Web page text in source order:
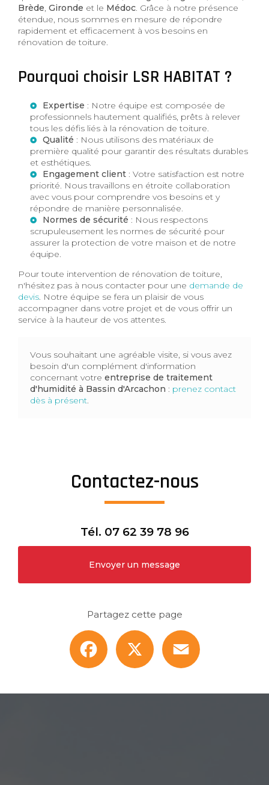
Brède, Gironde et le Médoc. Grâce à notre présence
étendue, nous sommes en mesure de répondre
rapidement et efficacement à vos besoins en
rénovation de toiture.
Pourquoi choisir LSR HABITAT ?
Expertise : Notre équipe est composée de
professionnels hautement qualifiés, prêts à relever
tous les défis liés à la rénovation de toiture.
Qualité : Nous utilisons des matériaux de
première qualité pour garantir des résultats durables
et esthétiques.
Engagement client : Votre satisfaction est notre
priorité. Nous travaillons en étroite collaboration
avec vous pour comprendre vos besoins et y
répondre de manière personnalisée.
Normes de sécurité : Nous respectons
scrupuleusement les normes de sécurité pour
assurer la protection de votre maison et de notre
équipe.
Pour toute intervention de rénovation de toiture,
n'hésitez pas à nous contacter pour une demande de
devis. Notre équipe se fera un plaisir de vous
accompagner dans votre projet et de vous offrir un
service à la hauteur de vos attentes.
Vous souhaitant une agréable visite, si vous avez
besoin d'un complément d'information
concernant votre entreprise de traitement
d'humidité à Bassin d'Arcachon : prenez contact
dès à présent.
Contactez-nous
Tél. 07 62 39 78 96
Envoyer un message
Partagez cette page
Facebook